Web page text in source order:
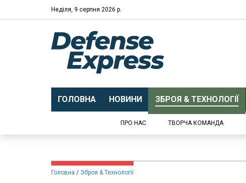
Неділя, 9 серпня 2026 р.
ГОЛОВНА НОВИНИ ЗБРОЯ & ТЕХНОЛОГІЇ
ПРО НАС ТВОРЧА КОМАНДА
Головна Зброя & Технології